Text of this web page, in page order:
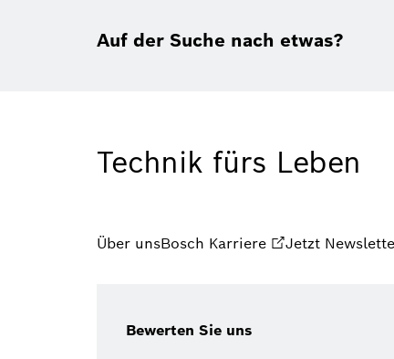
Auf der Suche nach etwas?
Technik fürs Leben
Über unsBosch Karriere Jetzt
Bewerten Sie uns